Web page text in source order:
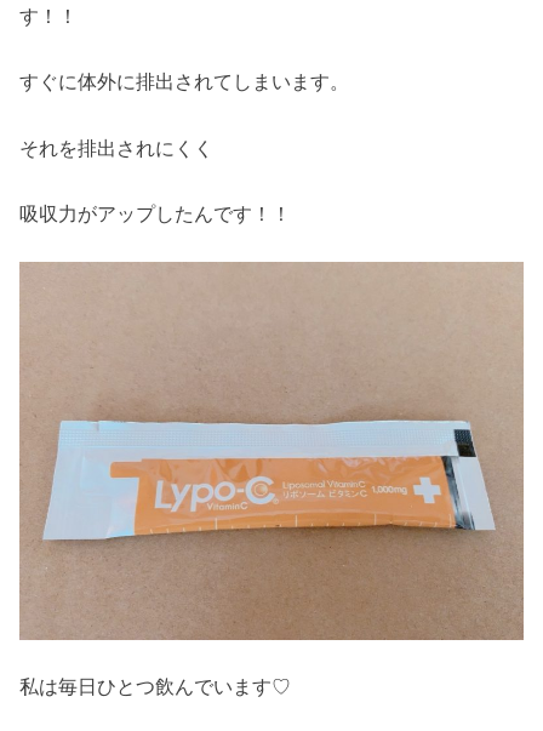
す！！
すぐに体外に排出されてしまいます。
それを排出されにくく
吸収力がアップしたんです！！
私は毎日ひとつ飲んでいます♡